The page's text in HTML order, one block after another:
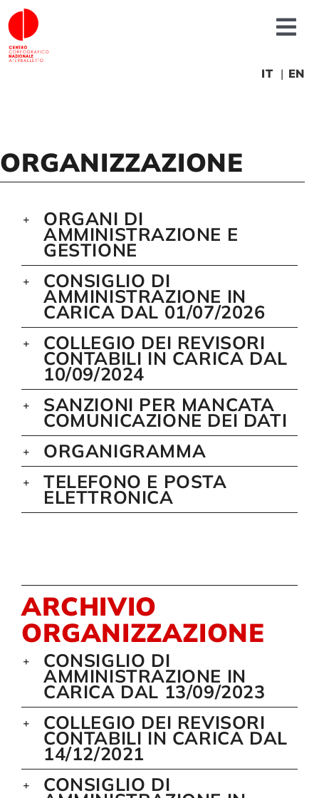
Salta
al
contenuto
Produzioni
Progetti
Fonderia
Formazione
Compagnia
Sostienici
Calendario
IT EN
ORGANIZZAZIONE
ORGANI DI
AMMINISTRAZIONE E
GESTIONE
CONSIGLIO DI
AMMINISTRAZIONE IN
CARICA DAL 01/07/2026
COLLEGIO DEI REVISORI
CONTABILI IN CARICA DAL
10/09/2024
SANZIONI PER MANCATA
COMUNICAZIONE DEI DATI
ORGANIGRAMMA
TELEFONO E POSTA
ELETTRONICA
ARCHIVIO
ORGANIZZAZIONE
CONSIGLIO DI
AMMINISTRAZIONE IN
CARICA DAL 13/09/2023
COLLEGIO DEI REVISORI
CONTABILI IN CARICA DAL
14/12/2021
CONSIGLIO DI